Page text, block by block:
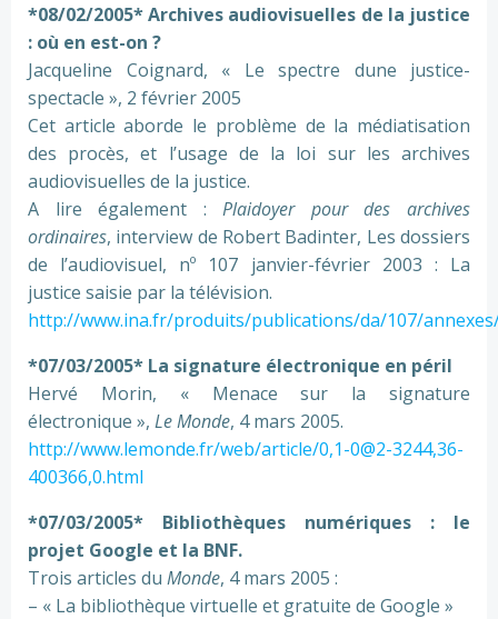
*08/02/2005* Archives audiovisuelles de la justice
: où en est-on ?
Jacqueline Coignard, « Le spectre dune justice-
spectacle », 2 février 2005
Cet article aborde le problème de la médiatisation
des procès, et l’usage de la loi sur les archives
audiovisuelles de la justice.
A lire également :Plaidoyer pour des archives
ordinaires, interview de Robert Badinter, Les dossiers
de l’audiovisuel, nº 107 janvier-février 2003 : La
justice saisie par la télévision.
http://www.ina.fr/produits/publications/da/107/
*07/03/2005* La signature électronique en péril
Hervé Morin, « Menace sur la signature
électronique », Le Monde, 4 mars 2005.
http://www.lemonde.fr/web/article/0,1-0@2-3244,36-
400366,0.html
*07/03/2005* Bibliothèques numériques : le
projet Google et la BNF.
Trois articles du Monde, 4 mars 2005 :
– « La bibliothèque virtuelle et gratuite de Google »